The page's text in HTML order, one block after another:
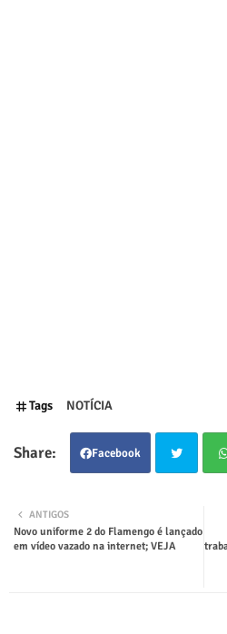
Tags NOTÍCIA
Facebook
ter
ANTIGOS
Novo uniforme 2 do Flamengo é lançado
em vídeo vazado na internet; VEJA